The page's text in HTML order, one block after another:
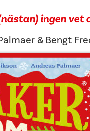
ingen vet
& Bengt